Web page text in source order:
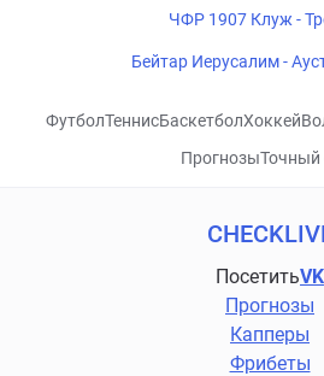
ЧФР 1907 Клуж -
Бейтар Иерусалим -
ФутболТеннисБаскетболХоккей
ПрогнозыТочный
ПосетитьVK
Прогнозы
Капперы
Фрибеты